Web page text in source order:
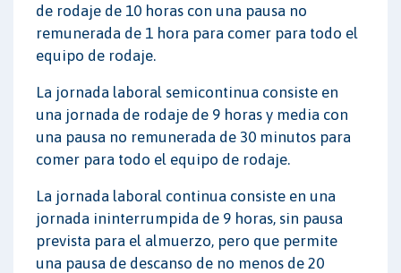
de rodaje de 10 horas con una pausa no
remunerada de 1 hora para comer para todo el
equipo de rodaje.
La jornada laboral semicontinua consiste en
una jornada de rodaje de 9 horas y media con
una pausa no remunerada de 30 minutos para
comer para todo el equipo de rodaje.
La jornada laboral continua consiste en una
jornada ininterrumpida de 9 horas, sin pausa
prevista para el almuerzo, pero que permite
una pausa de descanso de no menos de 20